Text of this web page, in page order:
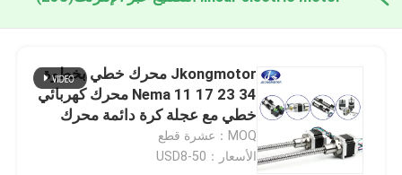
Jkongmotor محرك خطي بخطوة
Nema 11 17 23 34 محرك كهربائي
خطي مع عجلة كرة دائمة محرك
خطي صغير
MOQ：عشرة قطع
الأسعار：USD8-50